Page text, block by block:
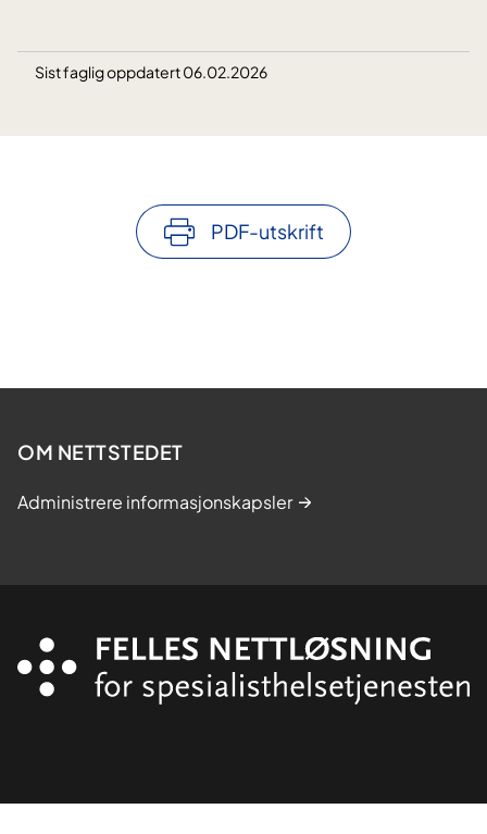
Sist faglig oppdatert 06.02.2026
PDF-utskrift
OM NETTSTEDET
Administrere informasjonskapsler
Organisasjon